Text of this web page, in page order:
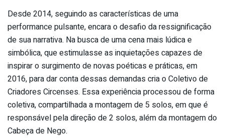
Desde 2014, seguindo as características de uma
performance pulsante, encara o desafio da ressignificação
de sua narrativa. Na busca de uma cena mais lúdica e
simbólica, que estimulasse as inquietações capazes de
inspirar o surgimento de novas poéticas e práticas, em
2016, para dar conta dessas demandas cria o Coletivo de
Criadores Circenses. Essa experiência processou de forma
coletiva, compartilhada a montagem de 5 solos, em que é
responsável pela direção de 2 solos, além da montagem do
Cabeça de Nego.